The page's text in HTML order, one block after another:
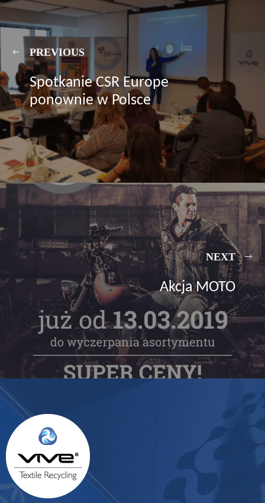
PREVIOUS
Spotkanie CSR Europe
ponownie w Polsce
NEXT
Akcja MOTO